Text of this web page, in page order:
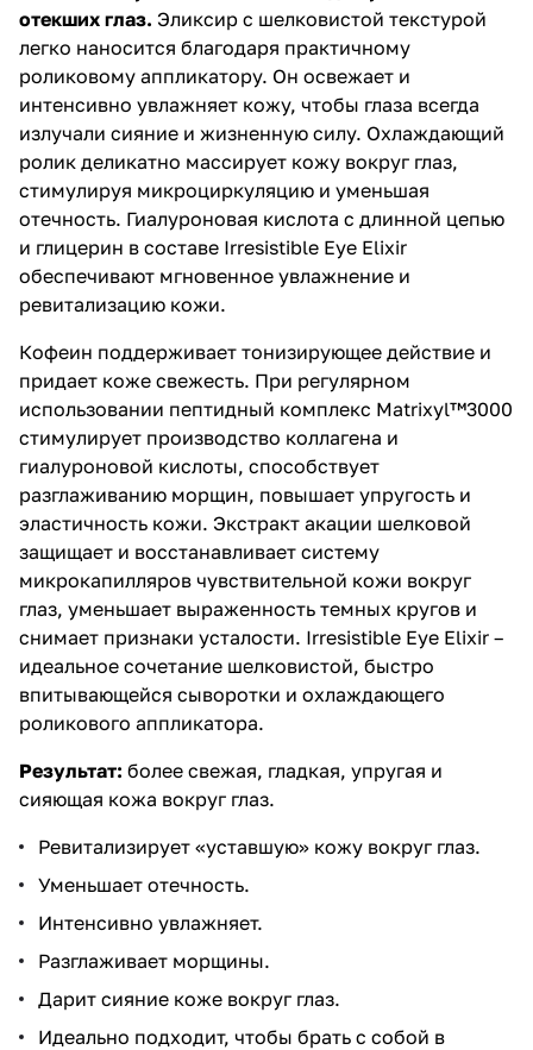
признаки усталости. Irresistible
Eye Elixir – идеальное
сочетание шелковистой,
быстро впитывающейся
сыворотки и охлаждающего
роликового аппликатора.
отекших глаз. Эликсир с шелковистой текстурой
легко наносится благодаря практичному
роликовому аппликатору. Он освежает и
интенсивно увлажняет кожу, чтобы глаза всегда
излучали сияние и жизненную силу. Охлаждающий
ролик деликатно массирует кожу вокруг глаз,
стимулируя микроциркуляцию и уменьшая
отечность. Гиалуроновая кислота с длинной цепью
и глицерин в составе Irresistible Eye Elixir
обеспечивают мгновенное увлажнение и
ревитализацию кожи.
Кофеин поддерживает тонизирующее действие и
придает коже свежесть. При регулярном
использовании пептидный комплекс Matrixyl™3000
стимулирует производство коллагена и
гиалуроновой кислоты, способствует
разглаживанию морщин, повышает упругость и
эластичность кожи. Экстракт акации шелковой
защищает и восстанавливает систему
микрокапилляров чувствительной кожи вокруг
глаз, уменьшает выраженность темных кругов и
снимает признаки усталости. Irresistible Eye Elixir –
идеальное сочетание шелковистой, быстро
впитывающейся сыворотки и охлаждающего
роликового аппликатора.
Результат: более свежая, гладкая, упругая и
сияющая кожа вокруг глаз.
Ревитализирует «уставшую» кожу вокруг глаз.
Уменьшает отечность.
Интенсивно увлажняет.
Разглаживает морщины.
Дарит сияние коже вокруг глаз.
Идеально подходит, чтобы брать с собой в